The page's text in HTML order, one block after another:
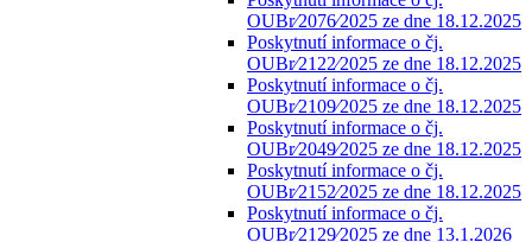
OUBr⁄2076⁄2025 ze dne 18.12.2025
Poskytnutí informace o čj.
OUBr⁄2122⁄2025 ze dne 18.12.2025
Poskytnutí informace o čj.
OUBr⁄2109⁄2025 ze dne 18.12.2025
Poskytnutí informace o čj.
OUBr⁄2049⁄2025 ze dne 18.12.2025
Poskytnutí informace o čj.
OUBr⁄2152⁄2025 ze dne 18.12.2025
Poskytnutí informace o čj.
OUBr⁄2129⁄2025 ze dne 13.1.2026